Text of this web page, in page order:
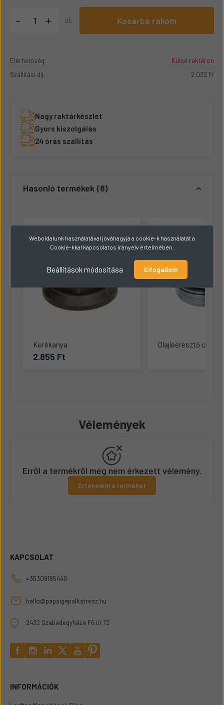
- + db Kosárba rakom
Elérhetőség:
Külső raktáron
Szállítási díj:
2.032 Ft
Nagy raktárkészlet
Gyors kiszolgálás
24 órás szállítás
Hasonló termékek 8
Kerékanya
2.855 Ft
Olajleeresztő csavar
Vélemények
Erről a termékről még nem érkezett vélemény.
Értékelem a terméket
KAPCSOLAT
+36309165449
hello@papaigepalkatresz.hu
2432 Szabadegyháza Fő út 72
INFORMÁCIÓK
Weboldalunk használatával jóváhagyja a cookie-k használatát a
Cookie-kkal kapcsolatos irányelv értelmében.
Beállítások módosítása Elfogadom